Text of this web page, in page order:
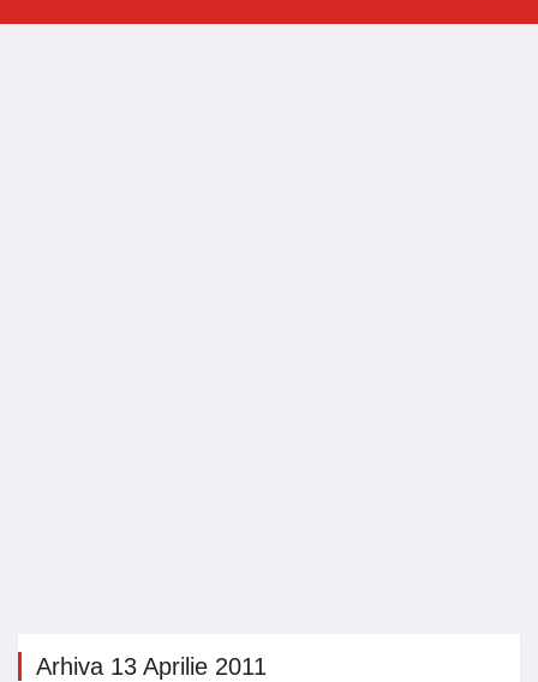
Arhiva 13 Aprilie 2011